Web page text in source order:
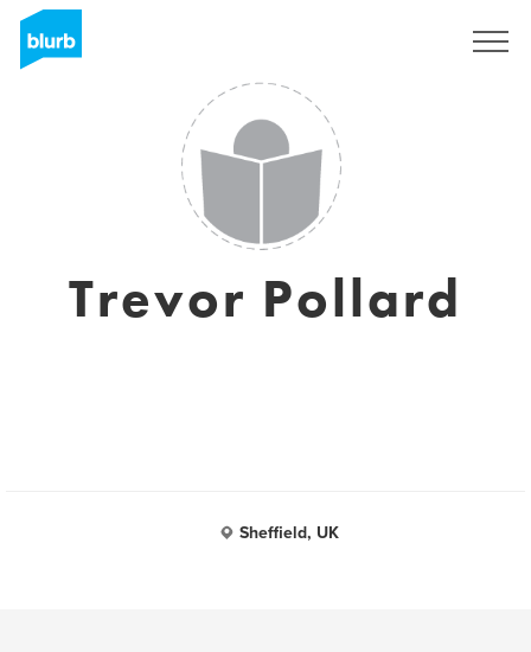
Trevor Pollard
Sheffield, UK